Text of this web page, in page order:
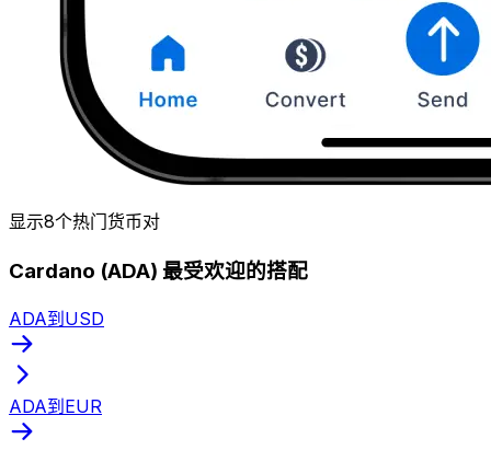
显示8个热门货币对
Cardano (ADA) 最受欢迎的搭配
ADA到USD
ADA到EUR